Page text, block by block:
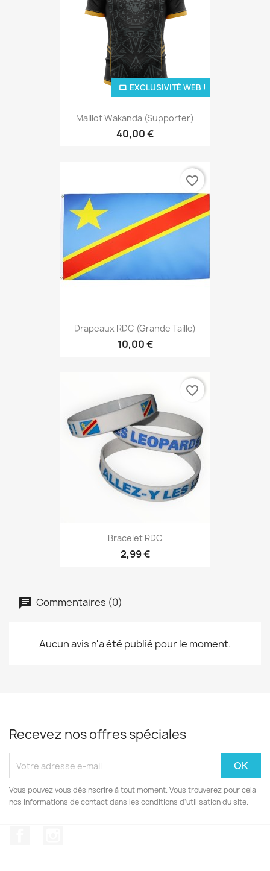
Maillot Wakanda (supporter)
40,00 €
EXCLUSIVITÉ WEB !
Drapeaux RDC (Grande Taille)
10,00 €
favorite_border
Bracelet RDC
2,99 €
favorite_border
Commentaires (0)
Aucun avis n'a été publié pour le moment.
Recevez nos offres spéciales
Vous pouvez vous désinscrire à tout moment. Vous trouverez pour cela
nos informations de contact dans les conditions d'utilisation du site.